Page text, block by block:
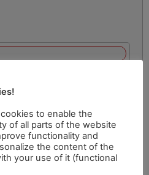
to enable the
of all parts of the website
functionality and
the content of the
your use of it (functional